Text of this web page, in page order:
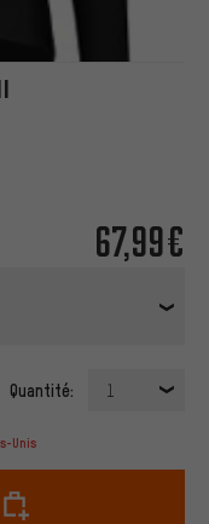
67,99€
Quantité: 1
Unis